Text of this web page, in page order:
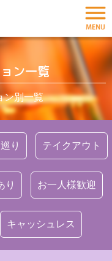
ン一覧
ン別一覧
り テイクアウト
り お一人様歓迎
キャッシュレス